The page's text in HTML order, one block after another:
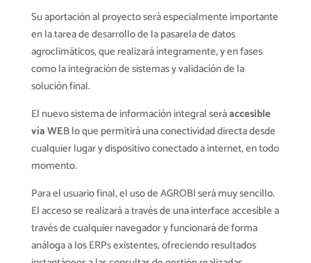
Su aportación al proyecto será especialmente importante
en la tarea de desarrollo de la pasarela de datos
agroclimáticos, que realizará íntegramente, y en fases
como la integración de sistemas y validación de la
solución final.
El nuevo sistema de información integral seráaccesible
vía WEB lo que permitirá una conectividad directa desde
cualquier lugar y dispositivo conectado a internet, en todo
momento.
Para el usuario final, el uso de AGROBI será muy sencillo.
El acceso se realizará a través de una interface accesible a
través de cualquier navegador y funcionará de forma
análoga a los ERPs existentes, ofreciendo resultados